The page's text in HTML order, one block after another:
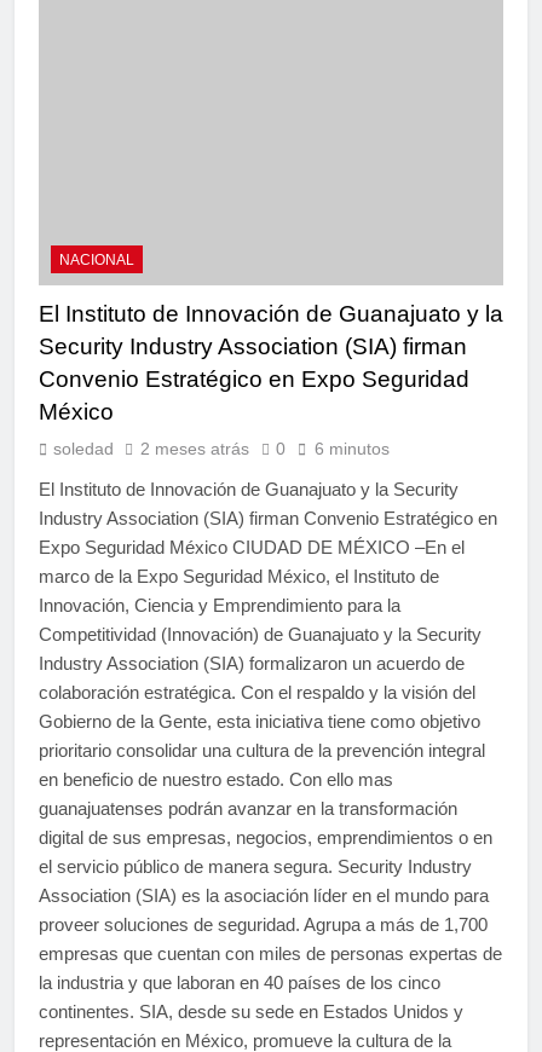
NACIONAL
El Instituto de Innovación de Guanajuato y la
Security Industry Association (SIA) firman
Convenio Estratégico en Expo Seguridad
México
soledad 2 meses atrás 0 6 minutos
El Instituto de Innovación de Guanajuato y la Security
Industry Association (SIA) firman Convenio Estratégico en
Expo Seguridad México CIUDAD DE MÉXICO –En el
marco de la Expo Seguridad México, el Instituto de
Innovación, Ciencia y Emprendimiento para la
Competitividad (Innovación) de Guanajuato y la Security
Industry Association (SIA) formalizaron un acuerdo de
colaboración estratégica. Con el respaldo y la visión del
Gobierno de la Gente, esta iniciativa tiene como objetivo
prioritario consolidar una cultura de la prevención integral
en beneficio de nuestro estado. Con ello mas
guanajuatenses podrán avanzar en la transformación
digital de sus empresas, negocios, emprendimientos o en
el servicio público de manera segura. Security Industry
Association (SIA) es la asociación líder en el mundo para
proveer soluciones de seguridad. Agrupa a más de 1,700
empresas que cuentan con miles de personas expertas de
la industria y que laboran en 40 países de los cinco
continentes. SIA, desde su sede en Estados Unidos y
representación en México, promueve la cultura de la